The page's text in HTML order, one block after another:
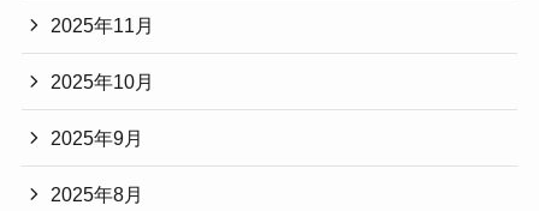
2025年11月
2025年10月
2025年9月
2025年8月